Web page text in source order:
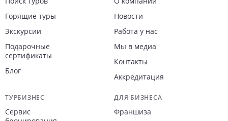
Горящие туры
Экскурсии
Подарочные
сертификаты
Блог
Новости
Работа у нас
Мы в медиа
Контакты
Аккредитация
ТУРБИЗНЕС
Сервис
ДЛЯ БИЗНЕСА
Франшиза